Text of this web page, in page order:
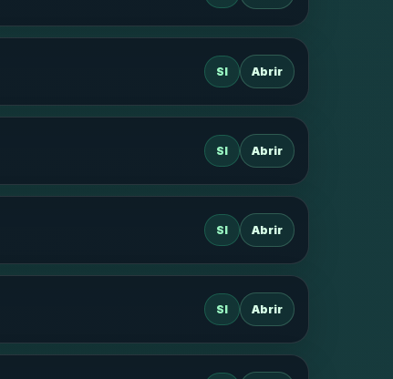
SI Abrir
SI Abrir
SI Abrir
SI Abrir